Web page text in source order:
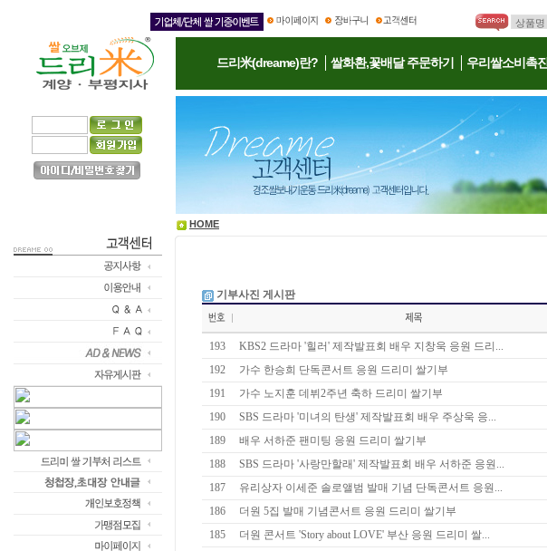
드리米(dreame)란? 쌀화환,꽃배달 주문하기 우리쌀소비촉진
HOME
기부사진 게시판
193 KBS2 드라마 '힐러' 제작발표회 배우 지창욱 응원 드리...
192
가수 한승희 단독콘서트 응원 드리미 쌀기부
191
가수 노지훈 데뷔2주년 축하 드리미 쌀기부
190
SBS 드라마 '미녀의 탄생' 제작발표회 배우 주상욱 응...
189
배우 서하준 팬미팅 응원 드리미 쌀기부
188
SBS 드라마 '사랑만할래' 제작발표회 배우 서하준 응원...
187
유리상자 이세준 솔로앨범 발매 기념 단독콘서트 응원...
186
더원 5집 발매 기념콘서트 응원 드리미 쌀기부
185
더원 콘서트 'Story about LOVE' 부산 응원 드리미 쌀...